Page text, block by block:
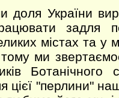
доля України
задля
містах та у
ми
цієї "перлини"